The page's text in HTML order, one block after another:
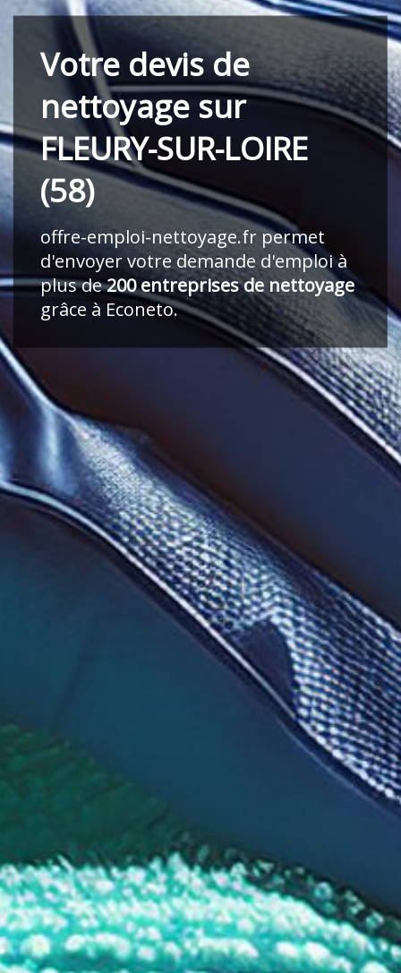
Votre devis de
nettoyage sur
FLEURY-SUR-LOIRE
(58)
offre-emploi-nettoyage.frpermet
d'envoyer votre demande d'emploi à
plus de200 entreprises de nettoyage
grâce à Econeto.